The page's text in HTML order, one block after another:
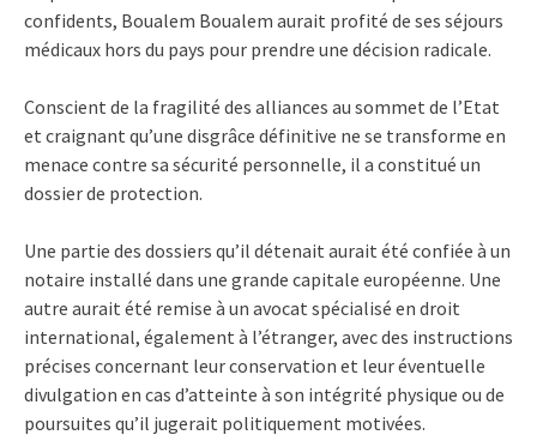
confidents, Boualem Boualem aurait profité de ses séjours
médicaux hors du pays pour prendre une décision radicale.
Conscient de la fragilité des alliances au sommet de l’Etat
et craignant qu’une disgrâce définitive ne se transforme en
menace contre sa sécurité personnelle, il a constitué un
dossier de protection.
Une partie des dossiers qu’il détenait aurait été confiée à un
notaire installé dans une grande capitale européenne. Une
autre aurait été remise à un avocat spécialisé en droit
international, également à l’étranger, avec des instructions
précises concernant leur conservation et leur éventuelle
divulgation en cas d’atteinte à son intégrité physique ou de
poursuites qu’il jugerait politiquement motivées.